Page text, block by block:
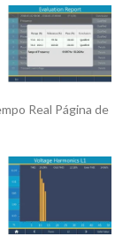
Real Página de